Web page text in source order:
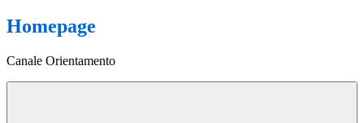
Homepage
Canale Orientamento